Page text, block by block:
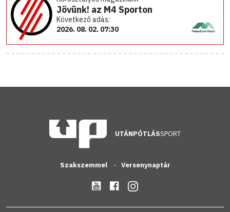
Jövünk! az M4 Sporton
Következő adás:
2026. 08. 02. 07:30
UTÁNPÓTLÁSSPORT
Szakszemmel Versenynaptár